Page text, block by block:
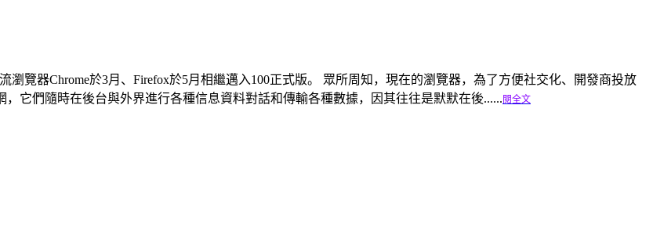
瀏覽器Chrome於3月、Firefox於5月相繼邁入100正式版。 眾所周知，現在的瀏覽器，為了方便社交化、開發商投放
它們隨時在後台與外界進行各種信息資料對話和傳輸各種數據，因其往往是默默在後...... 閱全文